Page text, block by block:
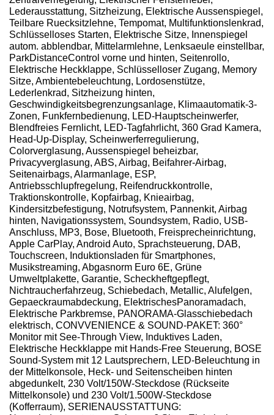
Lederausstattung, Sitzheizung, Elektrische Aussenspiegel,
Teilbare Ruecksitzlehne, Tempomat, Multifunktionslenkrad,
Schlüsselloses Starten, Elektrische Sitze, Innenspiegel
autom. abblendbar, Mittelarmlehne, Lenksaeule einstellbar,
ParkDistanceControl vorne und hinten, Seitenrollo,
Elektrische Heckklappe, Schlüsselloser Zugang, Memory
Sitze, Ambientebeleuchtung, Lordosenstütze,
Lederlenkrad, Sitzheizung hinten,
Geschwindigkeitsbegrenzungsanlage, Klimaautomatik-3-
Zonen, Funkfernbedienung, LED-Hauptscheinwerfer,
Blendfreies Fernlicht, LED-Tagfahrlicht, 360 Grad Kamera,
Head-Up-Display, Scheinwerferregulierung,
Colorverglasung, Aussenspiegel beheizbar,
Privacyverglasung, ABS, Airbag, Beifahrer-Airbag,
Seitenairbags, Alarmanlage, ESP,
Antriebsschlupfregelung, Reifendruckkontrolle,
Traktionskontrolle, Kopfairbag, Knieairbag,
Kindersitzbefestigung, Notrufsystem, Pannenkit, Airbag
hinten, Navigationssystem, Soundsystem, Radio, USB-
Anschluss, MP3, Bose, Bluetooth, Freisprecheinrichtung,
Apple CarPlay, Android Auto, Sprachsteuerung, DAB,
Touchscreen, Induktionsladen für Smartphones,
Musikstreaming, Abgasnorm Euro 6E, Grüne
Umweltplakette, Garantie, Scheckheftgepflegt,
Nichtraucherfahrzeug, Schiebedach, Metallic, Alufelgen,
Gepaeckraumabdeckung, ElektrischesPanoramadach,
Elektrische Parkbremse, PANORAMA-Glasschiebedach
elektrisch, CONVVENIENCE & SOUND-PAKET: 360°
Monitor mit See-Through View, Induktives Laden,
Elektrische Heckklappe mit Hands-Free Steuerung, BOSE
Sound-System mit 12 Lautsprechern, LED-Beleuchtung in
der Mittelkonsole, Heck- und Seitenscheiben hinten
abgedunkelt, 230 Volt/150W-Steckdose (Rückseite
Mittelkonsole) und 230 Volt/1.500W-Steckdose
(Kofferraum), SERIENAUSSTATTUNG: